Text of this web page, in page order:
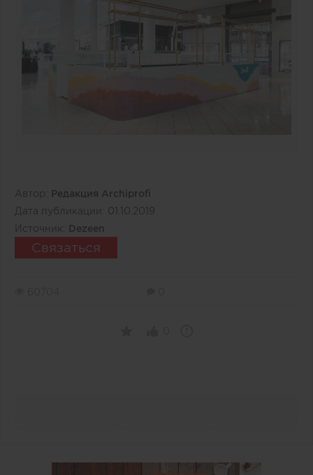
Автор:
Редакция Archiprofi
Дата публикации: 01.10.2019
Источник:
Dezeen
Связаться